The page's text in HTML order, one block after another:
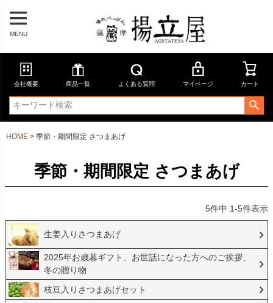
MENU
会社概要 商品一覧 よくある質問 マイページ カート
HOME 季節・期間限定 さつまあげ
季節・期間限定 さつまあげ
5件中 1-5件表示
生姜入りさつまあげ
2025年お歳暮ギフト、お世話になった方へのご挨拶、
冬の贈り物
枝豆入りさつまあげセット